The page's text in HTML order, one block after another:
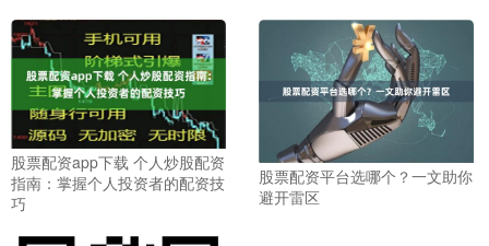
股票配资app下载 个人炒股配资
指南：掌握个人投资者的配资技
巧
股票配资平台选哪个？一文助你
避开雷区